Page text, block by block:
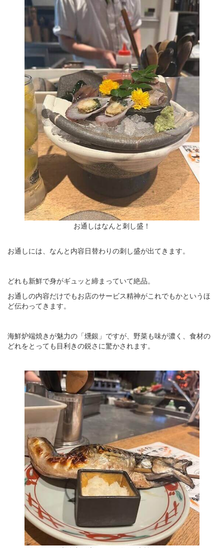
お通しはなんと刺し盛！
お通しには、なんと内容日替わりの刺し盛が出てきます。
どれも新鮮で身がギュッと締まっていて絶品。
お通しの内容だけでもお店のサービス精神がこれでもかというほ
ど伝わってきます。
海鮮炉端焼きが魅力の「燻銀」ですが、野菜も味が濃く、食材の
どれをとっても目利きの鋭さに驚かされます。